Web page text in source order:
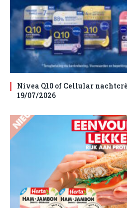
Nivea Q10 of Cellular
19/07/2026